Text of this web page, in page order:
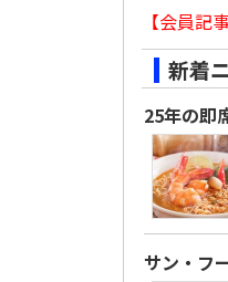
【会員記
新着
25年の即
サン・フ